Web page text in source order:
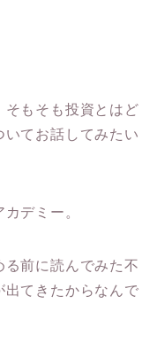
そもそも投資とはど
てお話してみたい
デミー。
前に読んでみた不
てきたからなんで